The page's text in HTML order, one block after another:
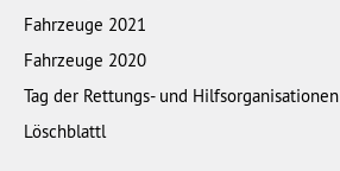
Fahrzeuge 2021
Fahrzeuge 2020
Tag der Rettungs- und Hilfsorganisationen
Löschblattl